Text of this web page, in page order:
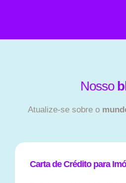
Nosso
Atualize-se sobre o
Carta de Crédito para